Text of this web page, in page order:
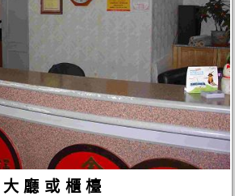
大廳或櫃檯